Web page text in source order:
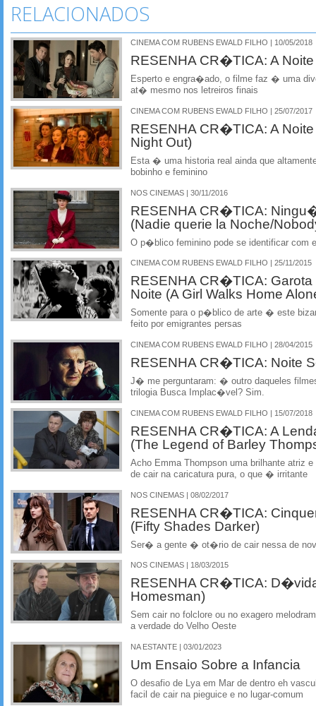
RELACIONADOS
CINEMA COM RUBENS EWALD FILHO | 10/05/2018
RESENHA CR�TICA: A
Esperto e engra�ado, o filme faz � uma
at� mesmo nos letreiros finais
CINEMA COM RUBENS EWALD FILHO | 25/07/2017
RESENHA CR�TICA: A
Night Out)
Esta � uma historia real ainda que
bobinho e feminino
NOS CINEMAS | 30/11/2016
RESENHA CR�TICA:
(Nadie querie la Noche/
O p�blico feminino pode se identificar com
CINEMA COM RUBENS EWALD FILHO | 25/11/2015
RESENHA CR�TICA:
Noite (A Girl Walks Home
Somente para o p�blico de arte � este
feito por emigrantes persas
CINEMA COM RUBENS EWALD FILHO | 28/04/2015
RESENHA CR�TICA: Noite
J� me perguntaram: � outro daqueles
trilogia Busca Implac�vel? Sim.
CINEMA COM RUBENS EWALD FILHO | 15/07/2018
RESENHA CR�TICA: A
(The Legend of Barley
Acho Emma Thompson uma brilhante atriz
de cair na caricatura pura, o que � irritante
NOS CINEMAS | 08/02/2017
RESENHA CR�TICA:
(Fifty Shades Darker)
Ser� a gente � ot�rio de cair nessa de
NOS CINEMAS | 18/03/2015
RESENHA CR�TICA:
Homesman)
Sem cair no folclore ou no exagero
a verdade do Velho Oeste
NA ESTANTE | 03/01/2023
Um Ensaio Sobre a Infancia
O desafio de Lya em Mar de dentro eh
facil de cair na pieguice e no lugar-comum